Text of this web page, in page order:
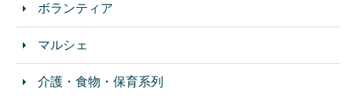
ボランティア
マルシェ
介護・食物・保育系列